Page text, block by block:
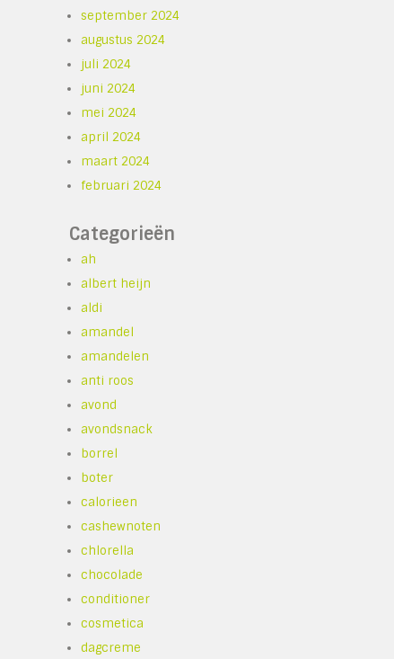
september 2024
augustus 2024
juli 2024
juni 2024
mei 2024
april 2024
maart 2024
februari 2024
Categorieën
ah
albert heijn
aldi
amandel
amandelen
anti roos
avond
avondsnack
borrel
boter
calorieen
cashewnoten
chlorella
chocolade
conditioner
cosmetica
dagcreme